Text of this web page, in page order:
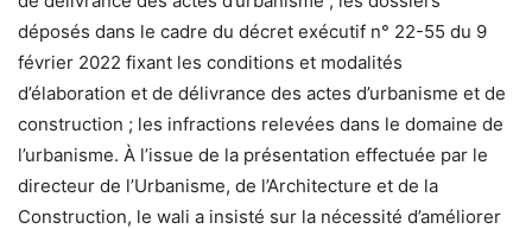
déposés dans le cadre du décret exécutif n° 22-55 du 9
février 2022 fixant les conditions et modalités
d’élaboration et de délivrance des actes d’urbanisme et de
construction ; les infractions relevées dans le domaine de
l’urbanisme. À l’issue de la présentation effectuée par le
directeur de l’Urbanisme, de l’Architecture et de la
Construction, le wali a insisté sur la nécessité d’améliorer